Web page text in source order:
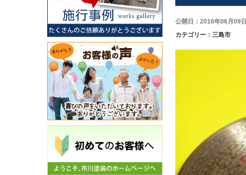
公開日：2016年06月09日
カテゴリー：三島市